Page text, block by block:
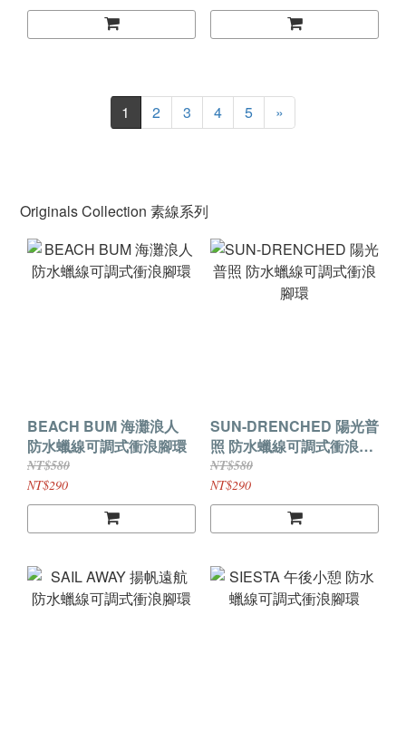
1 2 3 4 5 »
Originals Collection 素線系列
BEACH BUM 海灘浪人
防水蠟線可調式衝浪腳環
NT$580
NT$290
SUN-DRENCHED 陽光普
照 防水蠟線可調式衝浪腳
環
NT$580
NT$290